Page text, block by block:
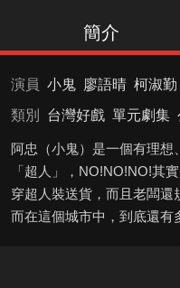
簡介
演員 小鬼 廖語晴 柯淑勤
類別
台灣好戲 單元劇集
阿忠（小鬼）是一個有理
「超人」，NO!NO!NO!其
穿超人裝送貨，而且老闆還
而在這個城市中，到底還有